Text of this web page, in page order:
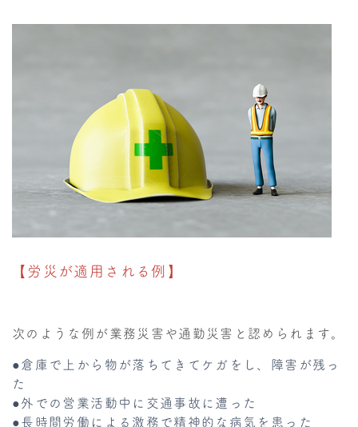
【労災が適用される例】
次のような例が業務災害や通勤災害と認められます。
●倉庫で上から物が落ちてきてケガをし、障害が残っ
た
●外での営業活動中に交通事故に遭った
●長時間労働による激務で精神的な病気を患った